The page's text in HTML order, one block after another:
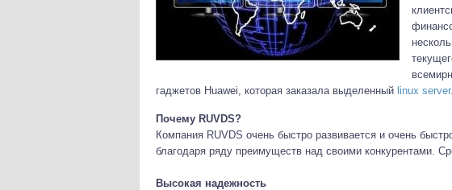
гаджетов Huawei, которая заказала выделенный linux server.
Почему RUVDS?
Компания RUVDS очень быстро развивается и очень
благодаря ряду преимуществ над своими конкурентами.
Высокая надежность